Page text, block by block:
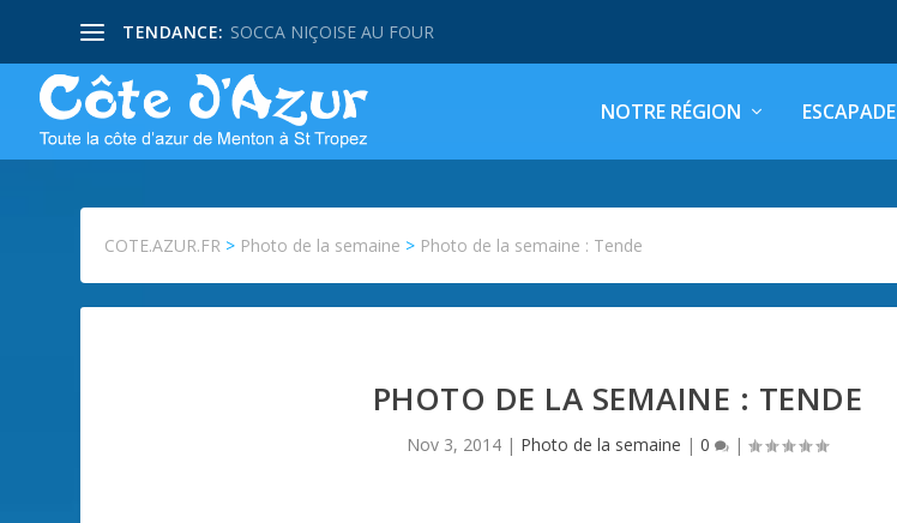
TENDANCE: SOCCA NIÇOISE AU FOUR
NOTRE RÉGION ESCAPADE
COTE.AZUR.FR > Photo de la semaine > Photo de la semaine : Tende
PHOTO DE LA SEMAINE : TENDE
Nov 3, 2014 | Photo de la semaine |0 |